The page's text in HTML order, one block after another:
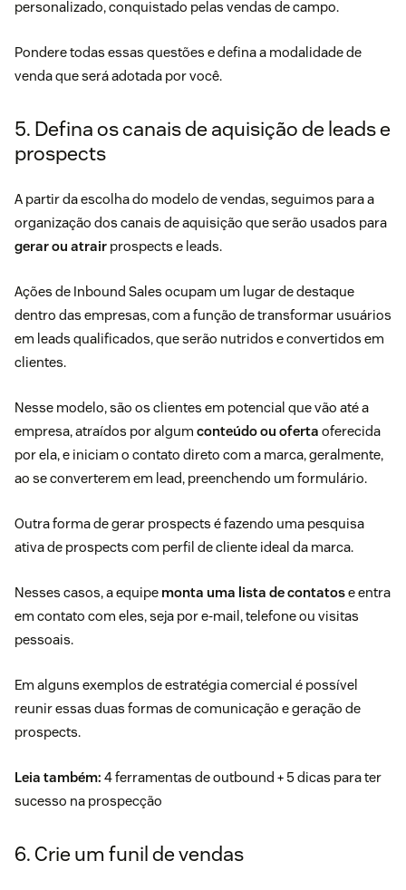
personalizado, conquistado pelas vendas de campo.
Pondere todas essas questões e defina a modalidade de
venda que será adotada por você.
5. Defina os canais de aquisição de leads e
prospects
A partir da escolha do modelo de vendas, seguimos para a
organização dos canais de aquisição que serão usados para
gerar ou atrair prospects e leads.
Ações de Inbound Sales ocupam um lugar de destaque
dentro das empresas, com a função de transformar usuários
em leads qualificados, que serão nutridos e convertidos em
clientes.
Nesse modelo, são os clientes em potencial que vão até a
empresa, atraídos por algum conteúdo ou oferta oferecida
por ela, e iniciam o contato direto com a marca, geralmente,
ao se converterem em lead, preenchendo um formulário.
Outra forma de gerar prospects é fazendo uma pesquisa
ativa de prospects com perfil de cliente ideal da marca.
Nesses casos, a equipe monta uma lista de contatose entra
em contato com eles, seja por e-mail, telefone ou visitas
pessoais.
Em alguns exemplos de estratégia comercial é possível
reunir essas duas formas de comunicação e geração de
prospects.
Leia também: 4ferramentas de outbound + 5 dicas para ter
sucesso na prospecção
6. Crie um funil de vendas